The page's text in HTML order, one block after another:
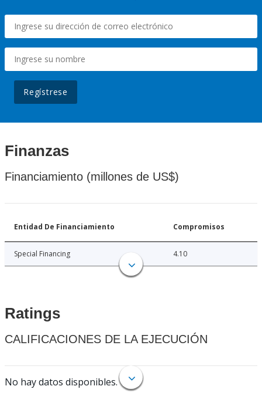
Regístrese
Finanzas
Financiamiento (millones de US$)
Entidad De Financiamiento Compromisos
Special Financing 4.10
Ratings
CALIFICACIONES DE LA EJECUCIÓN
No hay datos disponibles.